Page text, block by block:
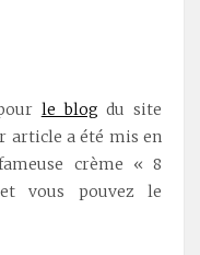
le blog du site
article a été mis en
crème « 8
vous pouvez le